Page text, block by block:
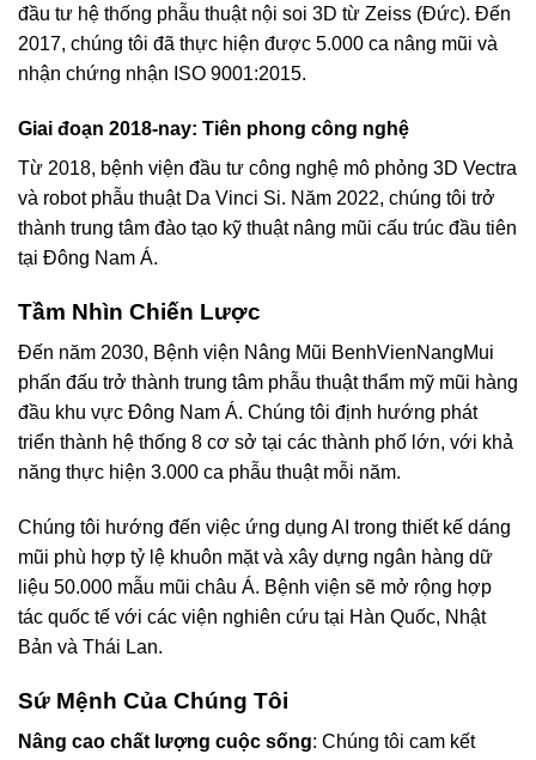
đầu tư hệ thống phẫu thuật nội soi 3D từ Zeiss (Đức). Đến
2017, chúng tôi đã thực hiện được 5.000 ca nâng mũi và
nhận chứng nhận ISO 9001:2015.
Giai đoạn 2018-nay: Tiên phong công nghệ
Từ 2018, bệnh viện đầu tư công nghệ mô phỏng 3D Vectra
và robot phẫu thuật Da Vinci Si. Năm 2022, chúng tôi trở
thành trung tâm đào tạo kỹ thuật nâng mũi cấu trúc đầu tiên
tại Đông Nam Á.
Tầm Nhìn Chiến Lược
Đến năm 2030, Bệnh viện Nâng Mũi BenhVienNangMui
phấn đấu trở thành trung tâm phẫu thuật thẩm mỹ mũi hàng
đầu khu vực Đông Nam Á. Chúng tôi định hướng phát
triển thành hệ thống 8 cơ sở tại các thành phố lớn, với khả
năng thực hiện 3.000 ca phẫu thuật mỗi năm.
Chúng tôi hướng đến việc ứng dụng AI trong thiết kế dáng
mũi phù hợp tỷ lệ khuôn mặt và xây dựng ngân hàng dữ
liệu 50.000 mẫu mũi châu Á. Bệnh viện sẽ mở rộng hợp
tác quốc tế với các viện nghiên cứu tại Hàn Quốc, Nhật
Bản và Thái Lan.
Sứ Mệnh Của Chúng Tôi
Nâng cao chất lượng cuộc sống: Chúng tôi cam kết